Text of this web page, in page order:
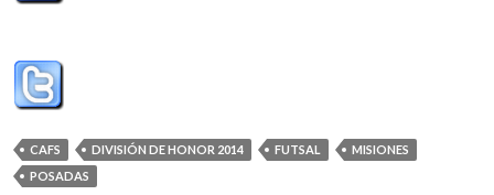
CAFS DIVISIÓN DE HONOR 2014 FUTSAL
MISIONES
POSADAS